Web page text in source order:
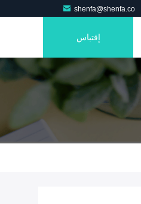
shenfa@shenfa.co
إقتباس